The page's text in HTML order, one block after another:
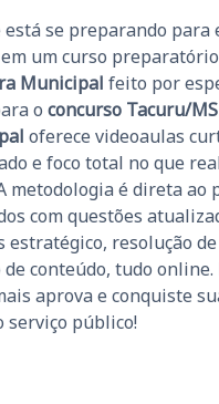
está se preparando para
um curso
Municipal feito por
o concurso Tacuru/
oferece videoaulas
e foco total no que
metodologia é direta ao
com questões
estratégico, resolução
de conteúdo, tudo online.
aprova e conquiste
serviço público!